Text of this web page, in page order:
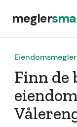
megler
Finn de